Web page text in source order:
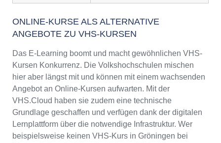
ONLINE-KURSE ALS ALTERNATIVE
ANGEBOTE ZU VHS-KURSEN
Das E-Learning boomt und macht gewöhnlichen VHS-
Kursen Konkurrenz. Die Volkshochschulen mischen
hier aber längst mit und können mit einem wachsenden
Angebot an Online-Kursen aufwarten. Mit der
VHS.Cloud haben sie zudem eine technische
Grundlage geschaffen und verfügen dank der digitalen
Lernplattform über die notwendige Infrastruktur. Wer
beispielsweise keinen VHS-Kurs in Gröningen bei